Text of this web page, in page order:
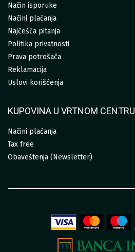
Način isporuke
Načini plaćanja
Najčešća pitanja
Politika privatnosti
Prava potrošača
Reklamacija
Uslovi korišćenja
KUPOVINA U VRTNOM CENTRU
Načini plaćanja
Tax free
Obaveštenja (Newsletter)